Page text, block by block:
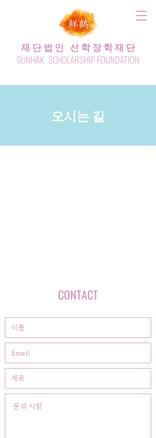
재 단 법 인 선 학 장 학 재 단
SUNHAK SCHOLARSHIP FOUNDATION
​오시는 길
CONTACT